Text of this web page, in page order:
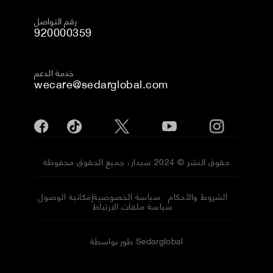
رقم التواصل
920000359
خدمة الدعم
wecare@sedarglobal.com
حقوق النشر © 2024 سيدار، جميع الحقوق محفوظة
إمكانية الوصولسياسة الخصوصية الشروط والأحكام
سياسة ملفات الارتباط
طور بواسطة Sedarglobal